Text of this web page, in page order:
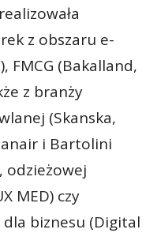
z obszaru e-
FMCG (Bakalland,
z branży
(Skanska,
i Bartolini
odzieżowej
MED) czy
biznesu (Digital